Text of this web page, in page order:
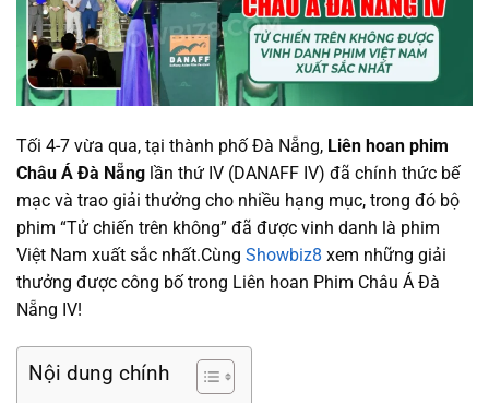
Tối 4-7 vừa qua, tại thành phố Đà Nẵng, Liên hoan phim
Châu Á Đà Nẵng lần thứ IV (DANAFF IV) đã chính thức bế
mạc và trao giải thưởng cho nhiều hạng mục, trong đó bộ
phim “Tử chiến trên không” đã được vinh danh là phim
Việt Nam xuất sắc nhất.Cùng Showbiz8 xem những giải
thưởng được công bố trong Liên hoan Phim Châu Á Đà
Nẵng IV!
Nội dung chính